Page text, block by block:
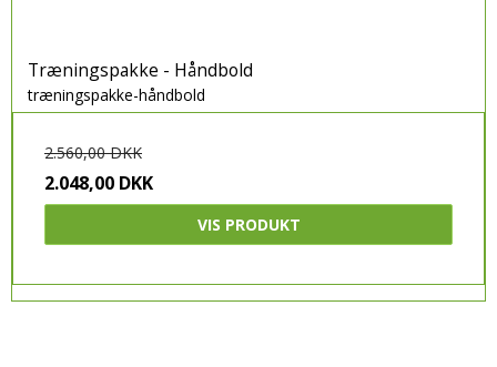
Træningspakke - Håndbold
træningspakke-håndbold
2.560,00 DKK
2.048,00 DKK
VIS PRODUKT